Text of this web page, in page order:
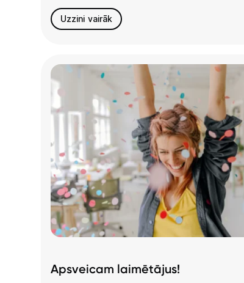
Uzzini vairāk
Apsveicam laimētājus!